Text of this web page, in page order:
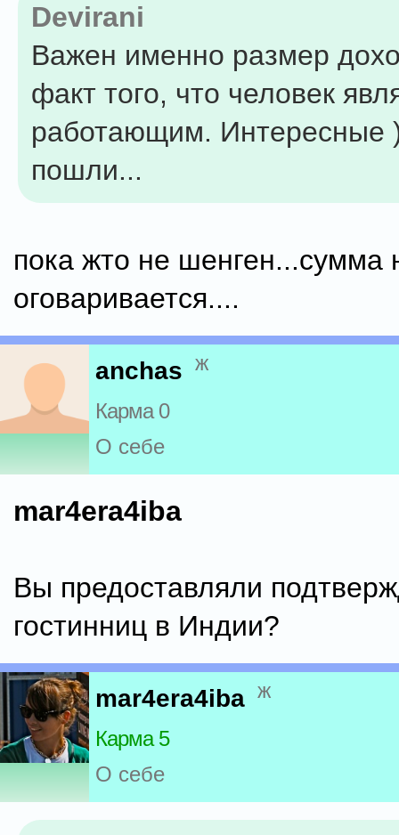
Devirani
Важен именно размер
факт того, что человек
работающим. Интересные
пошли...
пока жто не шенген...сумма
оговаривается....
anchas ж
Карма 0
О себе
mar4era4iba
Вы предоставляли
гостинниц в Индии?
mar4era4iba ж
Карма 5
О себе